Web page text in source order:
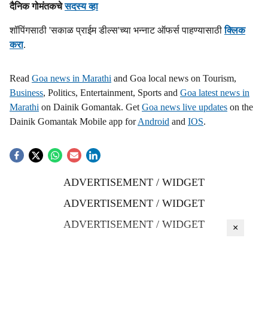
दैनिक गोमंतकचेसदस्य व्हा
शॉपिंगसाठी 'सकाळ प्राईम डील्स'च्या भन्नाट ऑफर्स पाहण्यासाठीक्लिक
करा.
Read Goa news in Marathi and Goa local news on Tourism,
Business, Politics, Entertainment, Sports and Goa latest news in
Marathi on Dainik Gomantak. Get Goa news live updates on the
Dainik Gomantak Mobile app forAndroid and IOS.
ADVERTISEMENT / WIDGET
ADVERTISEMENT / WIDGET
ADVERTISEMENT / WIDGET
×